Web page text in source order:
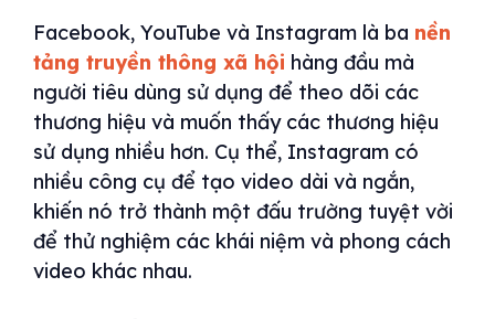
Facebook, YouTube và Instagram là ba nền
tảng truyền thông xã hội hàng đầu mà
người tiêu dùng sử dụng để theo dõi các
thương hiệu và muốn thấy các thương hiệu
sử dụng nhiều hơn. Cụ thể, Instagram có
nhiều công cụ để tạo video dài và ngắn,
khiến nó trở thành một đấu trường tuyệt vời
để thử nghiệm các khái niệm và phong cách
video khác nhau.